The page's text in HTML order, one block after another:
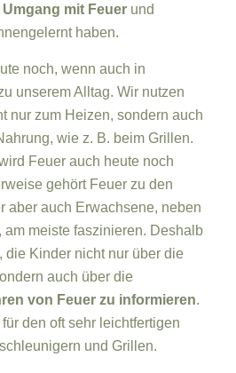
mit Feuer und
haben.
noch, wenn auch in
unserem Alltag. Wir nutzen
nur zum Heizen, sondern auch
wie z. B. beim Grillen.
Feuer auch heute noch
gehört Feuer zu den
aber auch Erwachsene, neben
am meiste faszinieren. Deshalb
die Kinder nicht nur über die
auch über die
von Feuer zu informieren.
den oft sehr leichtfertigen
und Grillen.